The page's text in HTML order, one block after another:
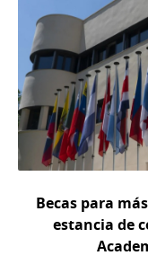
Becas para
estancia de